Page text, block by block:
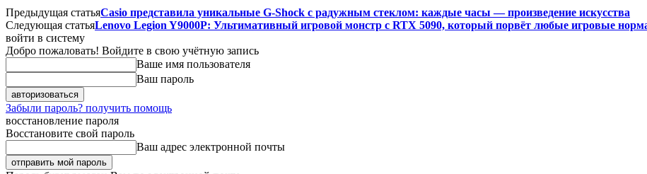
Предыдущая статьяCasio представила уникальные G-Shock с радужным стеклом: каждые часы — произведение искусства
Следующая статьяLenovo Legion Y9000P: Ультимативный игровой монстр с RTX 5090, который порвёт любые игровые
войти в систему
Добро пожаловать! Войдите в свою учётную запись
Ваше имя пользователя
Ваш пароль
Забыли пароль? получить помощь
восстановление пароля
Восстановите свой пароль
Ваш адрес электронной почты